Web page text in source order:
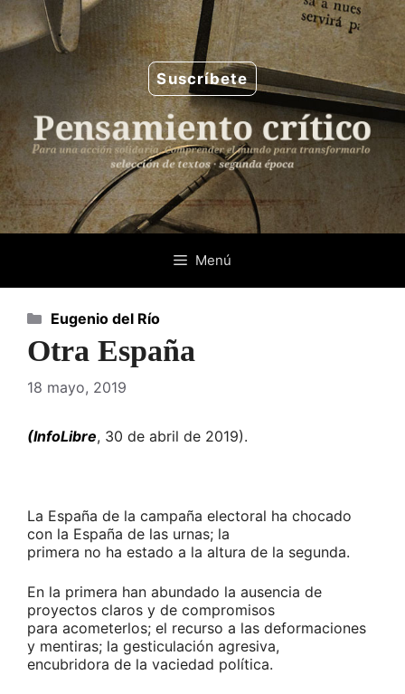
Saltar
al
contenido
Suscríbete
Menú
Otra España
18 mayo, 2019
(InfoLibre, 30 de abril de 2019).
La España de la campaña electoral ha chocado
con la España de las urnas; la
primera no ha estado a la altura de la segunda.
En la primera han abundado la ausencia de
proyectos claros y de compromisos
para acometerlos; el recurso a las deformaciones
y mentiras; la gesticulación agresiva,
encubridora de la vaciedad política.
Categorías
Eugenio del Río